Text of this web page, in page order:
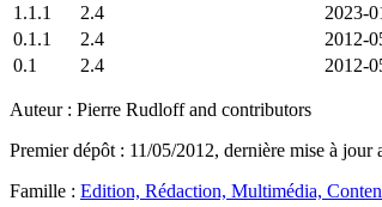
1.1.1
2.4 2023-
0.1.1
2.4 2012-
0.1
2.4 2012-
Auteur : Pierre Rudloff and contributors
Premier dépôt : 11/05/2012, dernière mise à jour
Famille : Edition, Rédaction, Multimédia,